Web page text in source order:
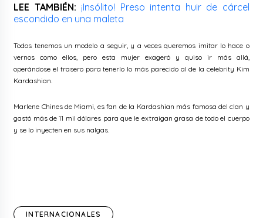
LEE TAMBIÉN: ¡Insólito! Preso intenta huir de cárcel
escondido en una maleta
Todos tenemos un modelo a seguir, y a veces queremos imitar lo hace o
vernos como ellos, pero esta mujer exageró y quiso ir más allá,
operándose el trasero para tenerlo lo más parecido al de la celebrity Kim
Kardashian.
Marlene Chines de Miami, es fan de la Kardashian más famosa del clan y
gastó más de 11 mil dólares para que le extraigan grasa de todo el cuerpo
y se lo inyecten en sus nalgas.
INTERNACIONALES